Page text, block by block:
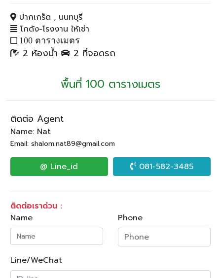
ปากเกร็ด , นนทบุรี
โกดัง-โรงงาน ให้เช่า
100 ตารางเมตร
2 ห้องน้ำ 2 ที่จอดรถ
พื้นที่ 100 ตารางเมตร
ติดต่อ Agent
Name: Nat
Email: shalom.nat89@gmail.com
@ Line_id 081-582-3485
ติดต่อเราด่วน :
Name
Phone
Line/WeChat